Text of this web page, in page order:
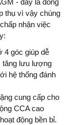
- đây là dòng
thụ vì vậy chúng
nhận việc
4 góc giúp dễ
tăng lưu lượng
hệ thống đánh
cung cấp cho
CCA cao
động bền bỉ.